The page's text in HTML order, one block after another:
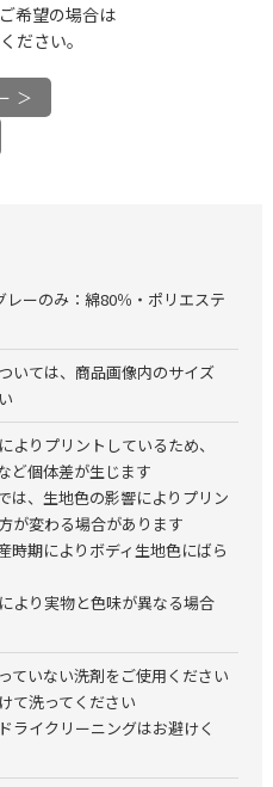
希望の場合は
ださい。
＞
ーのみ：綿80％・ポリエステ
いては、商品画像内のサイズ
よりプリントしているため、
ど個体差が生じます
は、生地色の影響によりプリン
が変わる場合があります
時期によりボディ生地色にばら
より実物と色味が異なる場合
ていない洗剤をご使用ください
て洗ってください
ライクリーニングはお避けく